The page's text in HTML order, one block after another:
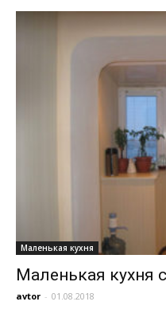
Маленькая кухня
Маленькая кухня
avtor - 01.08.2018